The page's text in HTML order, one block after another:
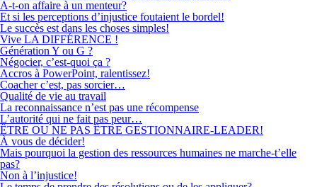
A-t-on affaire à un menteur?
Et si les perceptions d’injustice foutaient le bordel!
Le succès est dans les choses simples!
Vive LA DIFFÉRENCE !
Génération Y ou G ?
Négocier, c’est-quoi ça ?
Accros à PowerPoint, ralentissez!
Coacher c’est, pas sorcier…
Qualité de vie au travail
La reconnaissance n’est pas une récompense
L’autorité qui ne fait pas peur…
ÊTRE OU NE PAS ÊTRE GESTIONNAIRE-LEADER!
À vous de décider!
Mais pourquoi la gestion des ressources humaines ne marche-t’elle
pas?
Non à l’injustice!